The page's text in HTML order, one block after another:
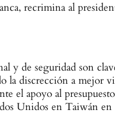
recrimina al
y de seguridad son
la discrección a
el apoyo al
Unidos en Taiwán